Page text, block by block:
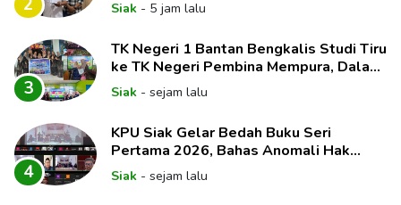
2 Siak - 5 jam lalu
3
TK Negeri 1 Bantan Bengkalis Studi Tiru
ke TK Negeri Pembina Mempura, Dalami
Implementasi Pembelajaran Mendalam
Siak - sejam lalu
4
KPU Siak Gelar Bedah Buku Seri
Pertama 2026, Bahas Anomali Hak
Politik dan Dinamika Pemilih
Siak - sejam lalu